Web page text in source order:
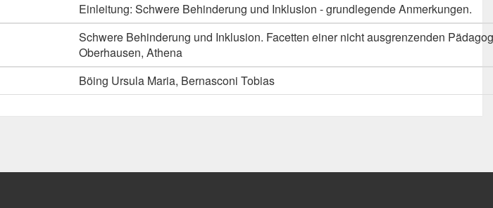
Einleitung: Schwere Behinderung und Inklusion - grundlegende Anmerkungen.
Schwere Behinderung und Inklusion. Facetten einer nicht ausgrenzenden
Oberhausen, Athena
Böing Ursula Maria, Bernasconi Tobias